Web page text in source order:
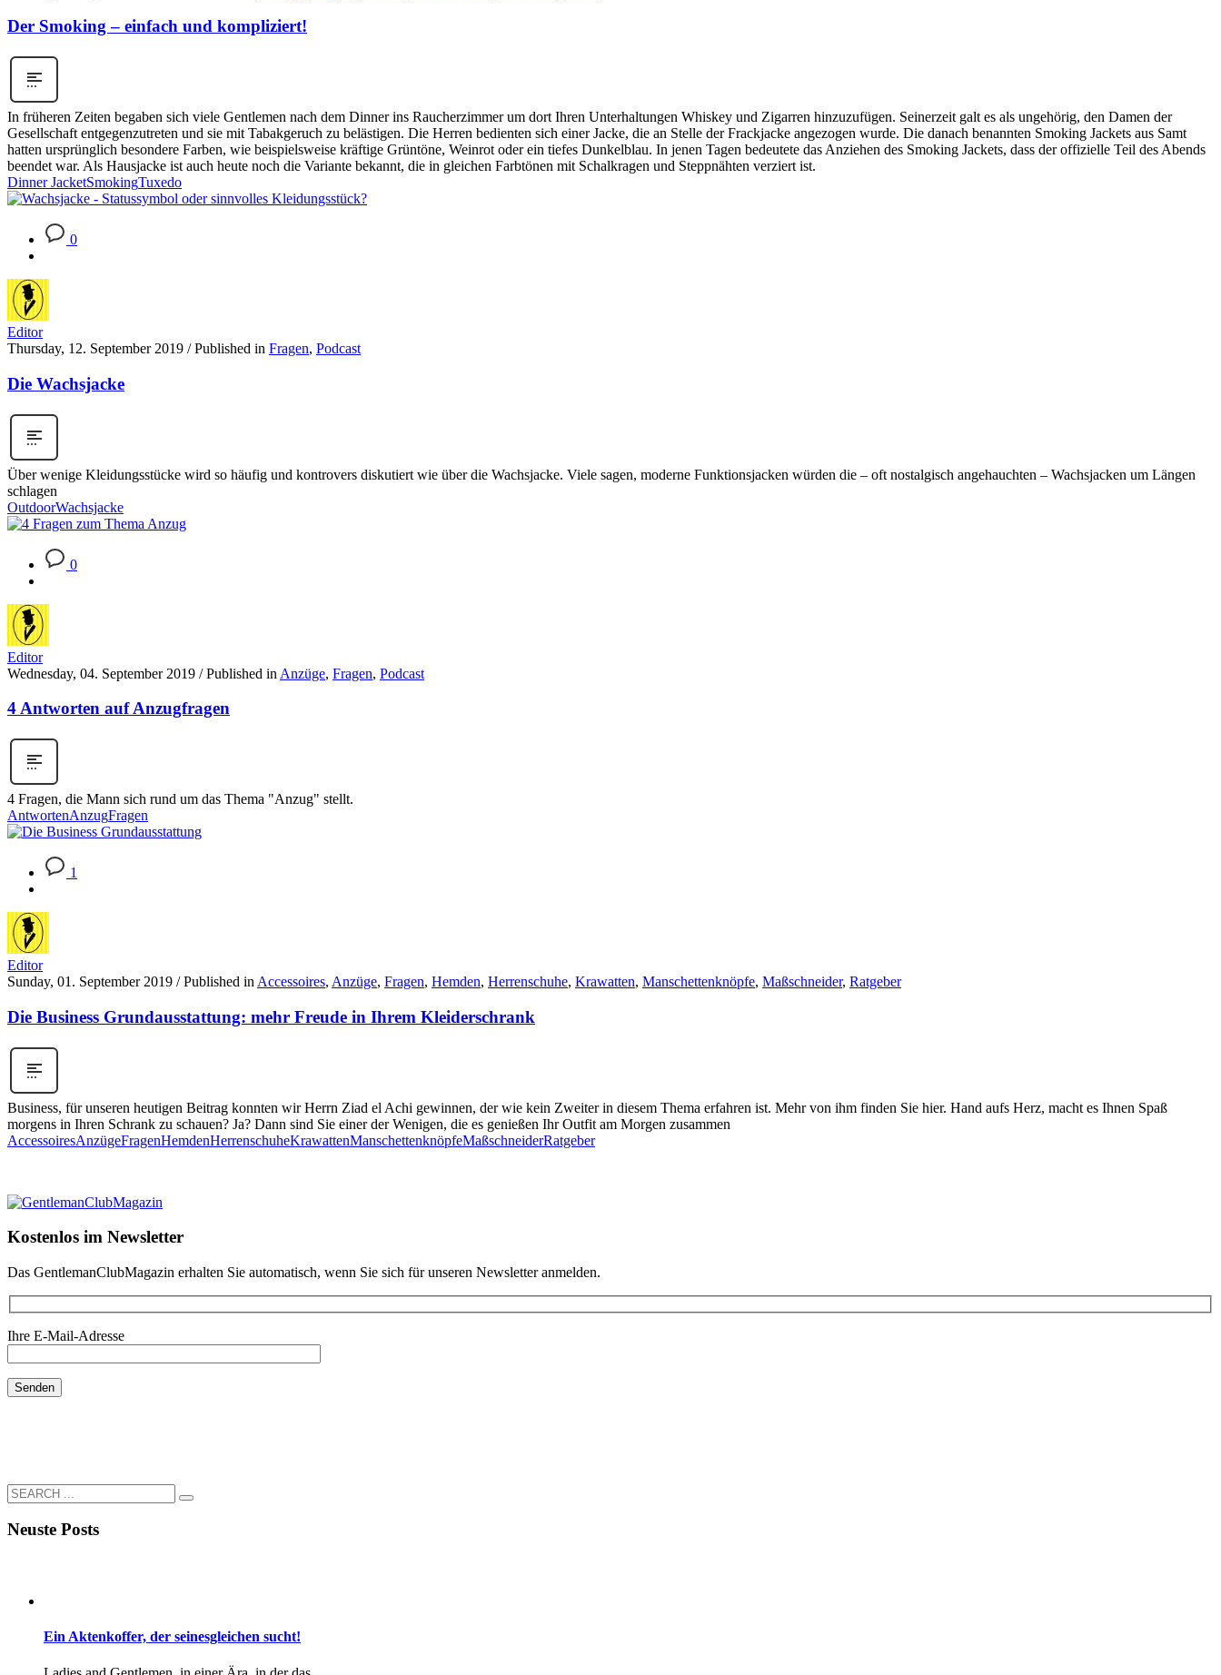
Der Smoking – einfach und kompliziert!
In früheren Zeiten begaben sich viele Gentlemen nach dem Dinner ins Raucherzimmer um dort Ihren Unterhaltungen Whiskey und Zigarren hinzuzufügen. Seinerzeit galt es als ungehörig, den Damen der
Gesellschaft entgegenzutreten und sie mit Tabakgeruch zu belästigen. Die Herren bedienten sich einer Jacke, die an Stelle der Frackjacke angezogen wurde. Die danach benannten Smoking Jackets aus Samt
hatten ursprünglich besondere Farben, wie beispielsweise kräftige Grüntöne, Weinrot oder ein tiefes Dunkelblau. In jenen Tagen bedeutete das Anziehen des Smoking Jackets, dass der offizielle Teil des Abends
beendet war. Als Hausjacke ist auch heute noch die Variante bekannt, die in gleichen Farbtönen mit Schalkragen und Steppnähten verziert ist.
Dinner JacketSmokingTuxedo
0
Editor
Thursday, 12. September 2019 / Published in Fragen, Podcast
Die Wachsjacke
Über wenige Kleidungsstücke wird so häufig und kontrovers diskutiert wie über die Wachsjacke. Viele sagen, moderne Funktionsjacken würden die – oft nostalgisch angehauchten – Wachsjacken um Längen
schlagen
OutdoorWachsjacke
0
Editor
Wednesday, 04. September 2019 / Published in Anzüge, Fragen, Podcast
4 Antworten auf Anzugfragen
4 Fragen, die Mann sich rund um das Thema "Anzug" stellt.
AntwortenAnzugFragen
1
Editor
Sunday, 01. September 2019 / Published in Accessoires, Anzüge, Fragen, Hemden, Herrenschuhe, Krawatten, Manschettenknöpfe, Maßschneider, Ratgeber
Die Business Grundausstattung: mehr Freude in Ihrem Kleiderschrank
Business, für unseren heutigen Beitrag konnten wir Herrn Ziad el Achi gewinnen, der wie kein Zweiter in diesem Thema erfahren ist. Mehr von ihm finden Sie hier. Hand aufs Herz, macht es Ihnen Spaß
morgens in Ihren Schrank zu schauen? Ja? Dann sind Sie einer der Wenigen, die es genießen Ihr Outfit am Morgen zusammen
AccessoiresAnzügeFragenHemdenHerrenschuheKrawattenManschettenknöpfeMaßschneiderRatgeber
Kostenlos im Newsletter
Das GentlemanClubMagazin erhalten Sie automatisch, wenn Sie sich für unseren Newsletter anmelden.
Ihre E-Mail-Adresse
Neuste Posts
Ein Aktenkoffer, der seinesgleichen sucht!